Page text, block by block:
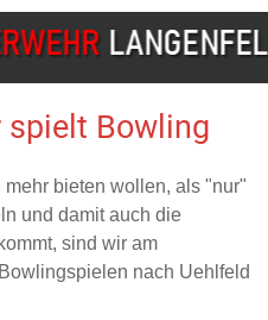
spielt Bowling
bieten wollen, als "nur"
und damit auch die
sind wir am
nach Uehlfeld